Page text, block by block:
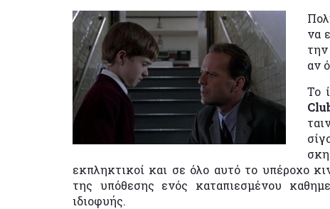
να
αν
Το
εκπληκτικοί και σε όλο αυτό το υπέροχο
της υπόθεσης ενός καταπιεσμένου
ιδιοφυής.